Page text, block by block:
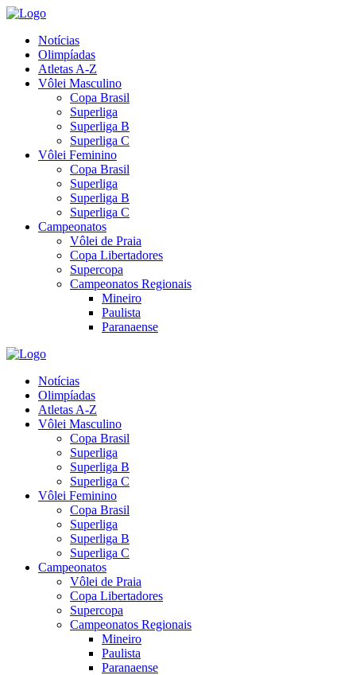
Notícias
Olimpíadas
Atletas A-Z
Vôlei Masculino
Copa Brasil
Superliga
Superliga B
Superliga C
Vôlei Feminino
Copa Brasil
Superliga
Superliga B
Superliga C
Campeonatos
Vôlei de Praia
Copa Libertadores
Supercopa
Campeonatos Regionais
Mineiro
Paulista
Paranaense
Notícias
Olimpíadas
Atletas A-Z
Vôlei Masculino
Copa Brasil
Superliga
Superliga B
Superliga C
Vôlei Feminino
Copa Brasil
Superliga
Superliga B
Superliga C
Campeonatos
Vôlei de Praia
Copa Libertadores
Supercopa
Campeonatos Regionais
Mineiro
Paulista
Paranaense